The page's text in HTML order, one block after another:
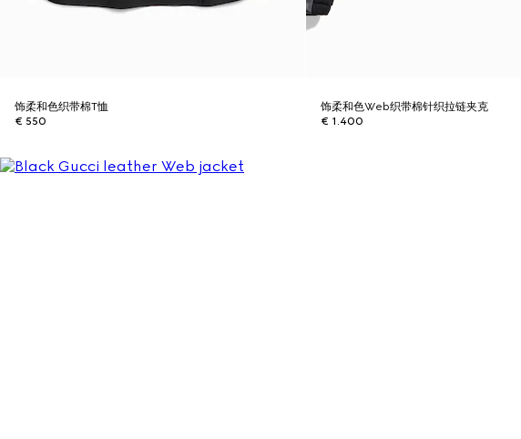
饰柔和色织带棉T恤
€ 550
饰柔和色Web织带棉针织拉链夹克
€ 1.400